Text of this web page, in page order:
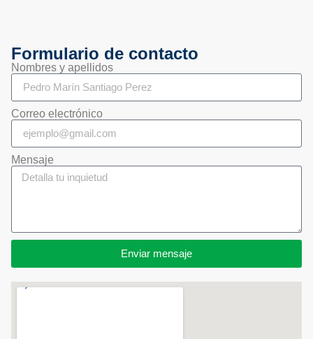
Formulario de contacto
Nombres y apellidos
Correo electrónico
Mensaje
Enviar mensaje